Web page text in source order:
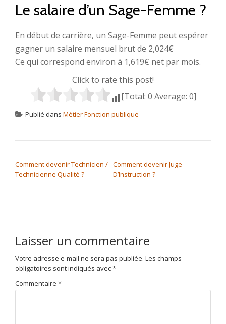
Le salaire d’un Sage-Femme ?
En début de carrière, un Sage-Femme peut espérer
gagner un salaire mensuel brut de 2,024€
Ce qui correspond environ à 1,619€ net par mois.
Click to rate this post!
[Total: 0 Average: 0]
Publié dans Métier Fonction publique
Comment devenir Technicien /
Technicienne Qualité ?
Comment devenir Juge
D’Instruction ?
Laisser un commentaire
Votre adresse e-mail ne sera pas publiée. Les champs
obligatoires sont indiqués avec*
Commentaire *